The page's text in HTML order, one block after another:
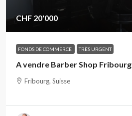
CHF 20'000
FONDS DE COMMERCE TRÈS URGENT
A vendre Barber Shop Fribourg
Fribourg, Suisse